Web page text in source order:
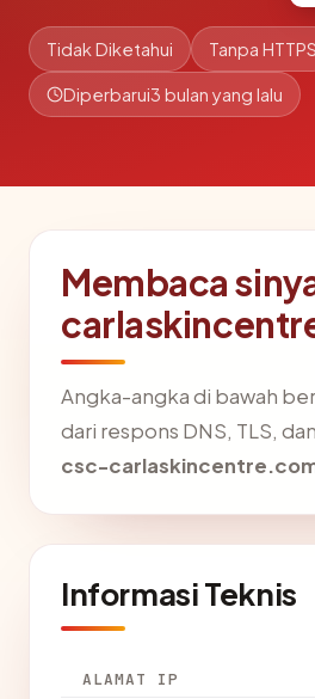
Tidak Diketahui Tanpa HTTPS
Diperbarui3 bulan yang lalu
Membaca
Angka-angka di bawah
dari respons DNS, TLS,
csc-
Informasi Teknis
ALAMAT IP